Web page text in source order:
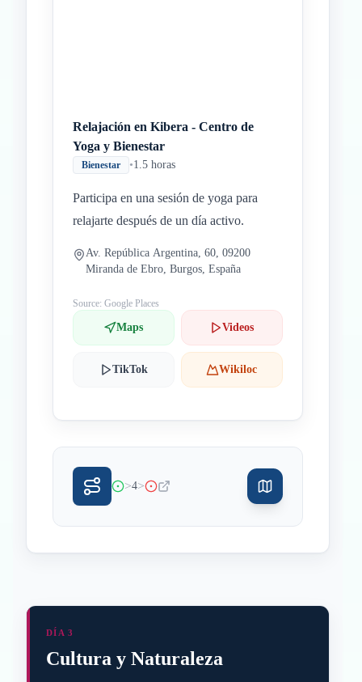
Relajación en Kibera - Centro de
Yoga y Bienestar
Bienestar •1.5 horas
Participa en una sesión de yoga para
relajarte después de un día activo.
Av. República Argentina, 60, 09200
Miranda de Ebro, Burgos, España
Source: Google Places
Maps Videos
TikTok Wikiloc
>4>
DÍA 3
Cultura y Naturaleza